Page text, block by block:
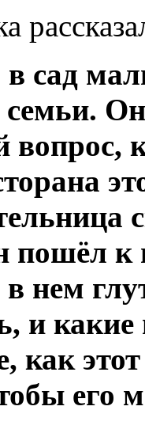
сад
семьи.
вопрос,
пошёл к
нем
и
как
его